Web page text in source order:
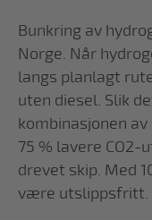
Bunkring av
Norge. Når
langs planlagt
uten diesel. Slik
kombinasjonen
75 % lavere
drevet skip. Med
være utslippsfritt.